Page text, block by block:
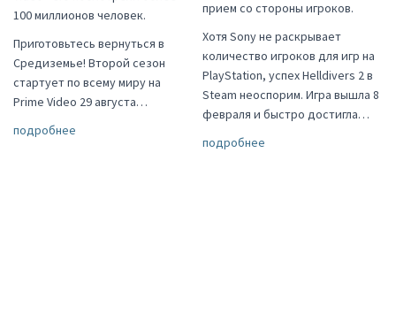
100 миллионов человек.
Приготовьтесь вернуться в
Средиземье! Второй сезон
стартует по всему миру на
Prime Video 29 августа…
подробнее
прием со стороны игроков.
Хотя Sony не раскрывает
количество игроков для игр на
PlayStation, успех Helldivers 2 в
Steam неоспорим. Игра вышла 8
февраля и быстро достигла…
подробнее